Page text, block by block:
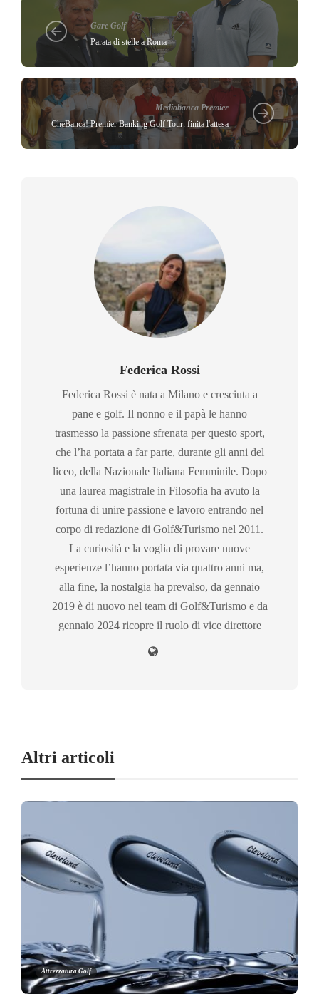
Gare Golf
Parata di stelle a Roma
Mediobanca Premier
CheBanca! Premier Banking Golf Tour: finita l'attesa
Federica Rossi
Federica Rossi è nata a Milano e cresciuta a
pane e golf. Il nonno e il papà le hanno
trasmesso la passione sfrenata per questo sport,
che l’ha portata a far parte, durante gli anni del
liceo, della Nazionale Italiana Femminile. Dopo
una laurea magistrale in Filosofia ha avuto la
fortuna di unire passione e lavoro entrando nel
corpo di redazione di Golf&Turismo nel 2011.
La curiosità e la voglia di provare nuove
esperienze l’hanno portata via quattro anni ma,
alla fine, la nostalgia ha prevalso, da gennaio
2019 è di nuovo nel team di Golf&Turismo e da
gennaio 2024 ricopre il ruolo di vice direttore
Altri articoli
Attrezzatura Golf